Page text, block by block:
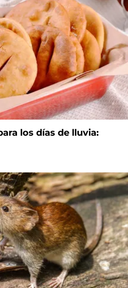
los días de lluvia: